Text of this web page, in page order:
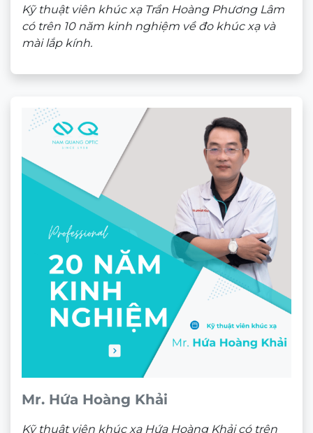
Kỹ thuật viên khúc xạ Trần Hoàng Phương Lâm
có trên 10 năm kinh nghiệm về đo khúc xạ và
mài lắp kính.
Mr. Hứa Hoàng Khải
Kỹ thuật viên khúc xạ Hứa Hoàng Khải có trên